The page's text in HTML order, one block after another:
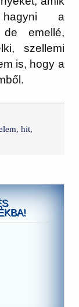
a
emellé,
szellemi
is, hogy a
,hit,